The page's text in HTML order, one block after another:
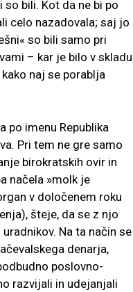
bili. Kot da ne bi po
celo nazadovala; saj jo
so bili samo pri
– kar je bilo v skladu
naj se porablja
po imenu Republika
Pri tem ne gre samo
birokratskih ovir in
načela »molk je
v določenem roku
šteje, da se z njo
Na ta način se
denarja,
poslovno-
razvijali in udejanjali